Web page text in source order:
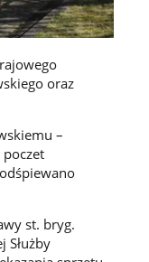
oraz
–
st. bryg.
Służby